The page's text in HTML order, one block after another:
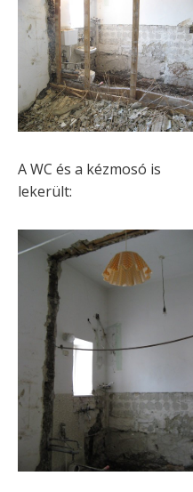
A WC és a kézmosó is
lekerült: